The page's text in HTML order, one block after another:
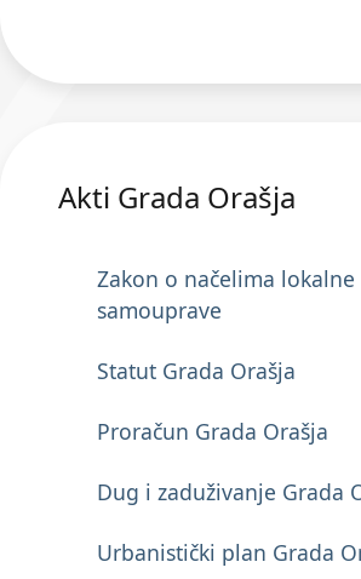
Akti Grada Orašja
Zakon o načelima lokalne
samouprave
Statut Grada Orašja
Proračun Grada Orašja
Dug i zaduživanje Grada
Urbanistički plan Grada